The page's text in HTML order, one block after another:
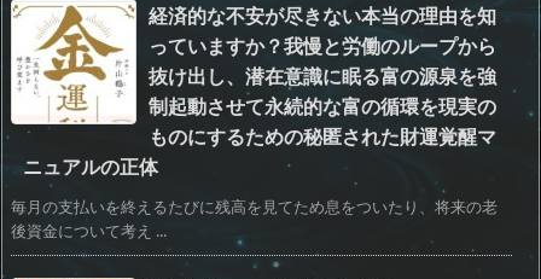
経済的な不安が尽きない本当の理由を知
っていますか？我慢と労働のループから
抜け出し、潜在意識に眠る富の源泉を強
制起動させて永続的な富の循環を現実の
ものにするための秘匿された財運覚醒マ
ニュアルの正体
毎月の支払いを終えるたびに残高を見てため息をついたり、将来の老
後資金について考え ...